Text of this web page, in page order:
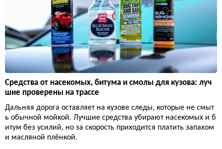
Средства от насекомых, битума и смолы для кузова: луч
шие проверены на трассе
Дальняя дорога оставляет на кузове следы, которые не смыт
ь обычной мойкой. Лучшие средства убирают насекомых и б
итум без усилий, но за скорость приходится платить запахом
и масляной плёнкой.